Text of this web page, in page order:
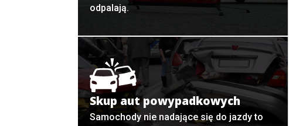
odpalają.
Skup aut powypadkowych
Samochody nie nadające się do jazdy to